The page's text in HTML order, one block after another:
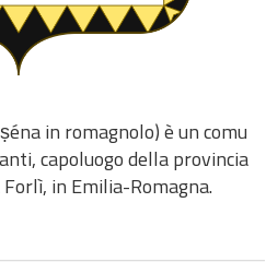
in romagnolo) è un comu
capoluogo della provincia
in Emilia-Romagna.